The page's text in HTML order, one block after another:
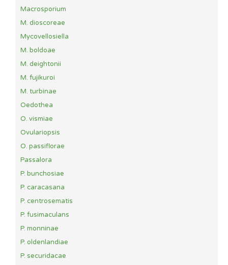
Macrosporium
M. dioscoreae
Mycovellosiella
M. boldoae
M. deightonii
M. fujikuroi
M. turbinae
Oedothea
O. vismiae
Ovulariopsis
O. passiflorae
Passalora
P. bunchosiae
P. caracasana
P. centrosematis
P. fusimaculans
P. monninae
P. oldenlandiae
P. securidacae